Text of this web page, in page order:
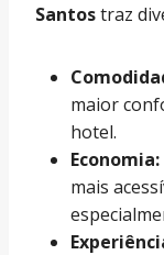
Santostraz
maior
hotel.
Economia:
mais